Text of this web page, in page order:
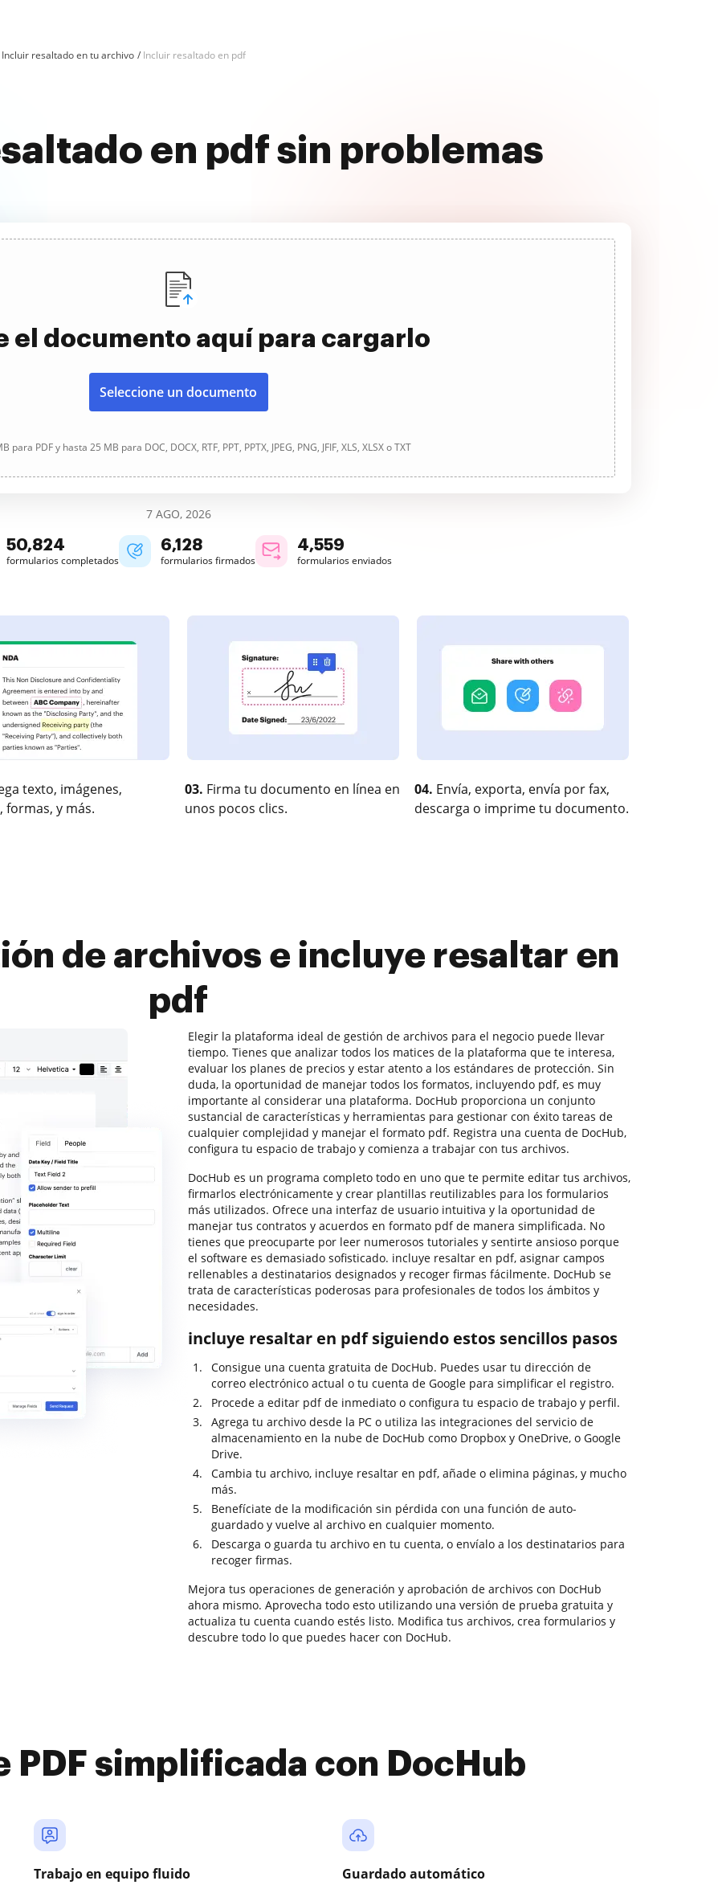
Incluir resaltado en tu archivo Incluir resaltado en pdf
en pdf sin problemas
el documento aquí para cargarlo
Seleccione un documento
para PDF y hasta 25 MB para DOC, DOCX, RTF, PPT, PPTX, JPEG, PNG, JFIF, XLS, XLSX o TXT
7 AGO, 2026
50,825
formularios completados
6,128
formularios firmados
4,559
formularios enviados
texto, imágenes,
formas, y más.
03. Firma tu documento en línea en
unos pocos clics.
04. Envía, exporta, envía por fax,
descarga o imprime tu documento.
de archivos e incluye resaltar en
pdf
Elegir la plataforma ideal de gestión de archivos para el negocio puede llevar
tiempo. Tienes que analizar todos los matices de la plataforma que te interesa,
evaluar los planes de precios y estar atento a los estándares de protección. Sin
duda, la oportunidad de manejar todos los formatos, incluyendo pdf, es muy
importante al considerar una plataforma. DocHub proporciona un conjunto
sustancial de características y herramientas para gestionar con éxito tareas de
cualquier complejidad y manejar el formato pdf. Registra una cuenta de DocHub,
configura tu espacio de trabajo y comienza a trabajar con tus archivos.
DocHub es un programa completo todo en uno que te permite editar tus archivos,
firmarlos electrónicamente y crear plantillas reutilizables para los formularios
más utilizados. Ofrece una interfaz de usuario intuitiva y la oportunidad de
manejar tus contratos y acuerdos en formato pdf de manera simplificada. No
tienes que preocuparte por leer numerosos tutoriales y sentirte ansioso porque
el software es demasiado sofisticado. incluye resaltar en pdf, asignar campos
rellenables a destinatarios designados y recoger firmas fácilmente. DocHub se
trata de características poderosas para profesionales de todos los ámbitos y
necesidades.
incluye resaltar en pdf siguiendo estos sencillos pasos
Consigue una cuenta gratuita de DocHub. Puedes usar tu dirección de
correo electrónico actual o tu cuenta de Google para simplificar el registro.
Procede a editar pdf de inmediato o configura tu espacio de trabajo y perfil.
Agrega tu archivo desde la PC o utiliza las integraciones del servicio de
almacenamiento en la nube de DocHub como Dropbox y OneDrive, o Google
Drive.
Cambia tu archivo, incluye resaltar en pdf, añade o elimina páginas, y mucho
más.
Benefíciate de la modificación sin pérdida con una función de auto-
guardado y vuelve al archivo en cualquier momento.
Descarga o guarda tu archivo en tu cuenta, o envíalo a los destinatarios para
recoger firmas.
Mejora tus operaciones de generación y aprobación de archivos con DocHub
ahora mismo. Aprovecha todo esto utilizando una versión de prueba gratuita y
actualiza tu cuenta cuando estés listo. Modifica tus archivos, crea formularios y
descubre todo lo que puedes hacer con DocHub.
PDF simplificada con DocHub
Trabajo en equipo fluido Guardado automático